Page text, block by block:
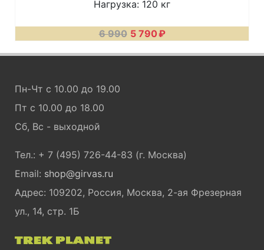
Нагрузка: 120 кг
6 990 5 790₽
Пн-Чт с 10.00 до 19.00
Пт с 10.00 до 18.00
Сб, Вс - выходной
Тел.: + 7 (495) 726-44-83 (г. Москва)
Email: shop@girvas.ru
Адрес: 109202, Россия, Москва, 2-ая Фрезерная
ул., 14, стр. 1Б